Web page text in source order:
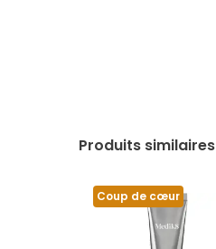
Produits similaires
Coup de cœur